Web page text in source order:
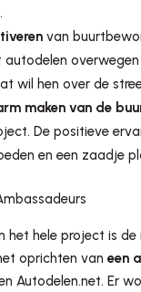
van
autodelen
wil hen over de
maken van de
De positieve
en een zaadje
het hele project is
oprichten vaneen
Autodelen.net. Er